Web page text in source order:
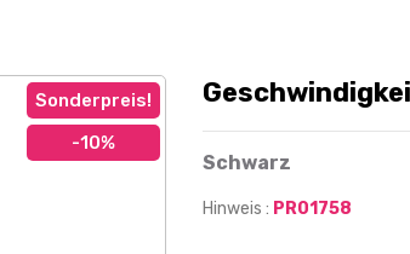
Sonderpreis!
-10%
Schwarz
Hinweis : PR01758